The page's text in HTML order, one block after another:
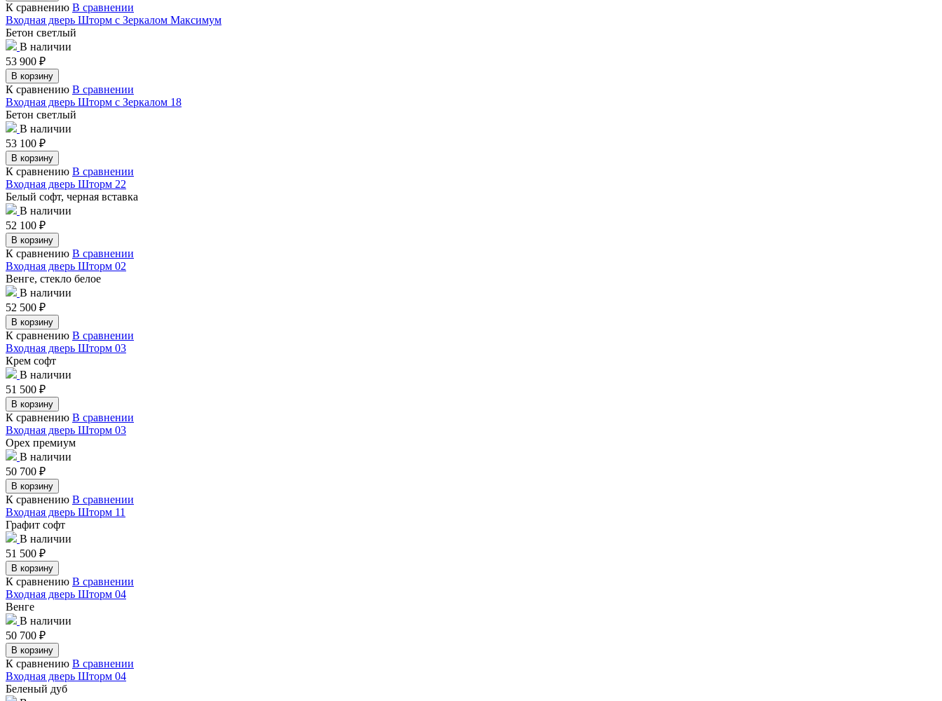
К сравнению В сравнении
Входная дверь Шторм с Зеркалом Максимум
Бетон светлый
В наличии
53 900 ₽
В корзину
К сравнению В сравнении
Входная дверь Шторм с Зеркалом 18
Бетон светлый
В наличии
53 100 ₽
В корзину
К сравнению В сравнении
Входная дверь Шторм 22
Белый софт, черная вставка
В наличии
52 100 ₽
В корзину
К сравнению В сравнении
Входная дверь Шторм 02
Венге, стекло белое
В наличии
52 500 ₽
В корзину
К сравнению В сравнении
Входная дверь Шторм 03
Крем софт
В наличии
51 500 ₽
В корзину
К сравнению В сравнении
Входная дверь Шторм 03
Орех премиум
В наличии
50 700 ₽
В корзину
К сравнению В сравнении
Входная дверь Шторм 11
Графит софт
В наличии
51 500 ₽
В корзину
К сравнению В сравнении
Входная дверь Шторм 04
Венге
В наличии
50 700 ₽
В корзину
К сравнению В сравнении
Входная дверь Шторм 04
Беленый дуб